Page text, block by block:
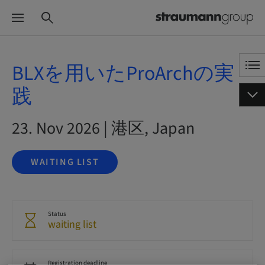
BLXを用いたProArchの実
践
23. Nov 2026 | 港区, Japan
WAITING LIST
Status
waiting list
Registration deadline